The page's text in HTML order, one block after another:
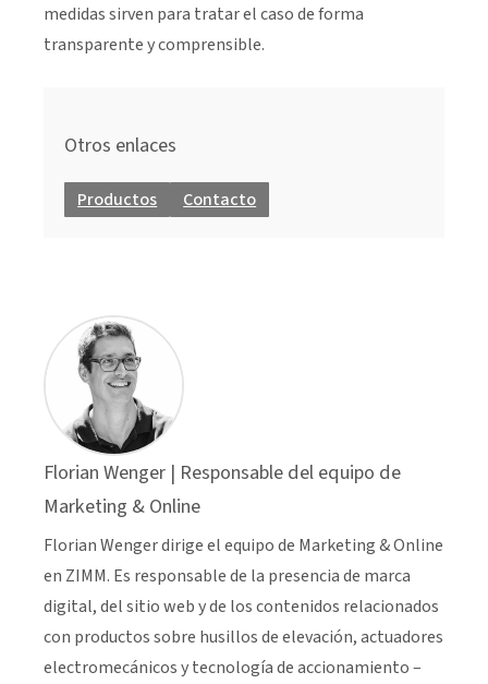
medidas sirven para tratar el caso de forma
transparente y comprensible.
Otros enlaces
Productos Contacto
Florian Wenger | Responsable del equipo de
Marketing & Online
Florian Wenger dirige el equipo de Marketing & Online
en ZIMM. Es responsable de la presencia de marca
digital, del sitio web y de los contenidos relacionados
con productos sobre husillos de elevación, actuadores
electromecánicos y tecnología de accionamiento –